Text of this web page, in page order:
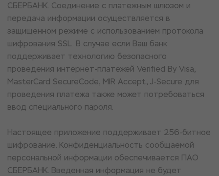
СБЕРБАНК. Соединение с платежным шлюзом и
передача информации осуществляется в
защищенном режиме с использованием протокола
шифрования SSL. В случае если Ваш банк
поддерживает технологию безопасного
проведения интернет-платежей Verified By Visa,
MasterCard SecureCode, MIR Accept, J-Secure для
проведения платежа также может потребоваться
ввод специального пароля.
Настоящее приложение поддерживает 256-битное
шифрование. Конфиденциальность сообщаемой
персональной информации обеспечивается ПАО
СБЕРБАНК. Введенная информация не будет